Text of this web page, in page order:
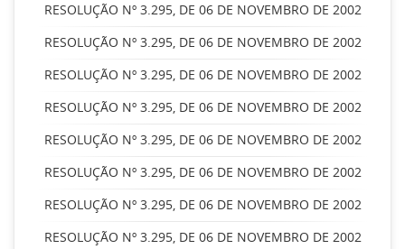
RESOLUÇÃO Nº 3.295, DE 06 DE NOVEMBRO DE 2002
RESOLUÇÃO Nº 3.295, DE 06 DE NOVEMBRO DE 2002
RESOLUÇÃO Nº 3.295, DE 06 DE NOVEMBRO DE 2002
RESOLUÇÃO Nº 3.295, DE 06 DE NOVEMBRO DE 2002
RESOLUÇÃO Nº 3.295, DE 06 DE NOVEMBRO DE 2002
RESOLUÇÃO Nº 3.295, DE 06 DE NOVEMBRO DE 2002
RESOLUÇÃO Nº 3.295, DE 06 DE NOVEMBRO DE 2002
RESOLUÇÃO Nº 3.295, DE 06 DE NOVEMBRO DE 2002